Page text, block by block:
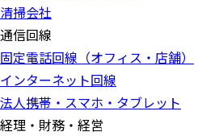
清掃会社
通信回線
固定電話回線（オフィス・店舗）
インターネット回線
法人携帯・スマホ・タブレット
経理・財務・経営